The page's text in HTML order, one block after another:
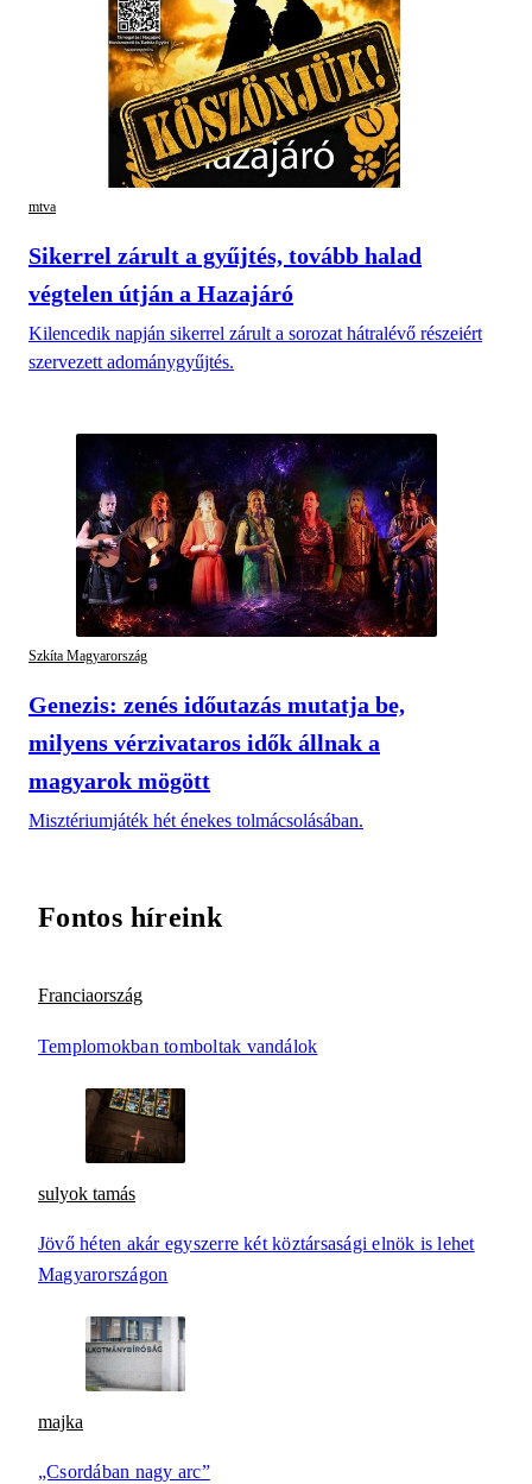
mtva
Sikerrel zárult a gyűjtés, tovább halad
végtelen útján a Hazajáró
Kilencedik napján sikerrel zárult a sorozat hátralévő részeiért
szervezett adománygyűjtés.
Szkíta Magyarország
Genezis: zenés időutazás mutatja be,
milyens vérzivataros idők állnak a
magyarok mögött
Misztériumjáték hét énekes tolmácsolásában.
Fontos híreink
Franciaország
Templomokban tomboltak vandálok
sulyok tamás
Jövő héten akár egyszerre két köztársasági elnök is lehet
Magyarországon
majka
„Csordában nagy arc”